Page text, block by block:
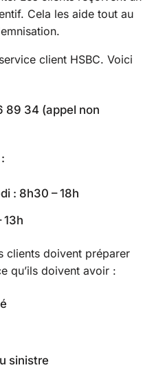
Cela les aide tout au
client HSBC. Voici
89 34 (appel non
: 8h30 – 18h
13h
clients doivent préparer
qu’ils doivent avoir :
sinistre